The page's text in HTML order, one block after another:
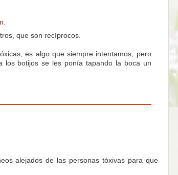
que son recíprocos.
es algo que siempre intentamos, pero
los botijos se les ponía tapando la boca un
alejados de las personas tóxivas para que